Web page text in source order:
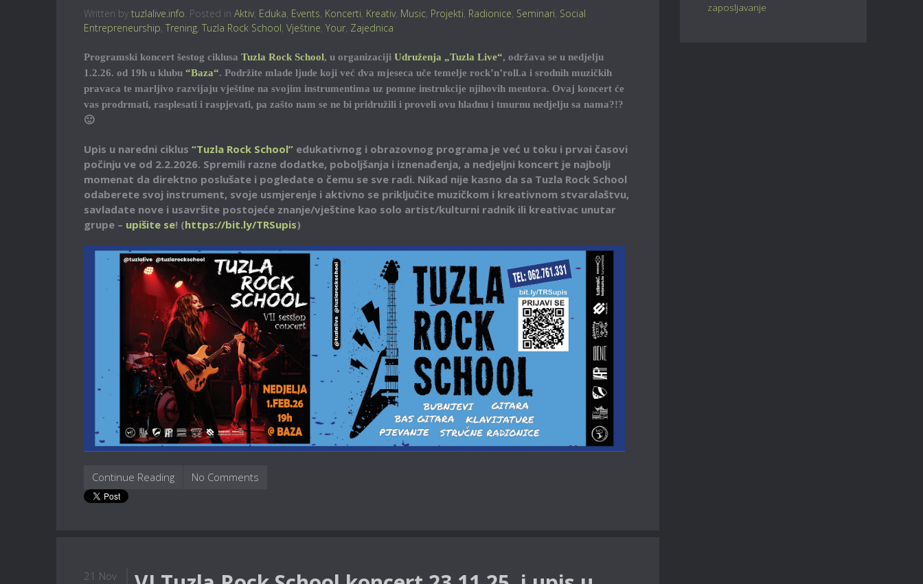
Written by tuzlalive.info. Posted in Aktiv, Eduka, Events, Koncerti, Kreativ, Music, Projekti, Radionice, Seminari, Social
Entrepreneurship, Trening, Tuzla Rock School, Vještine, Your, Zajednica
Programski koncert šestog ciklusa Tuzla Rock School, u organizaciji Udruženja „Tuzla Live“, održava se u nedjelju
1.2.26. od 19h u klubu “Baza“. Podržite mlade ljude koji već dva mjeseca uče temelje rock’n’roll.a i srodnih muzičkih
pravaca te marljivo razvijaju vještine na svojim instrumentima uz pomne instrukcije njihovih mentora. Ovaj koncert će
vas prodrmati, rasplesati i raspjevati, pa zašto nam se ne bi pridružili i proveli ovu hladnu i tmurnu nedjelju sa nama?!?
🙂
Upis u naredni ciklus “Tuzla Rock School” edukativnog i obrazovnog programa je već u toku i prvai časovi
počinju ve od 2.2.2026. Spremili razne dodatke, poboljšanja i iznenađenja, a nedjeljni koncert je najbolji
momenat da direktno poslušate i pogledate o čemu se sve radi. Nikad nije kasno da sa Tuzla Rock School
odaberete svoj instrument, svoje usmjerenje i aktivno se priključite muzičkom i kreativnom stvaralaštvu,
savladate nove i usavršite postojeće znanje/vještine kao solo artist/kulturni radnik ili kreativac unutar
grupe – upišite se! (https://bit.ly/TRSupis)
Continue Reading No Comments
21 Nov
zaposljavanje